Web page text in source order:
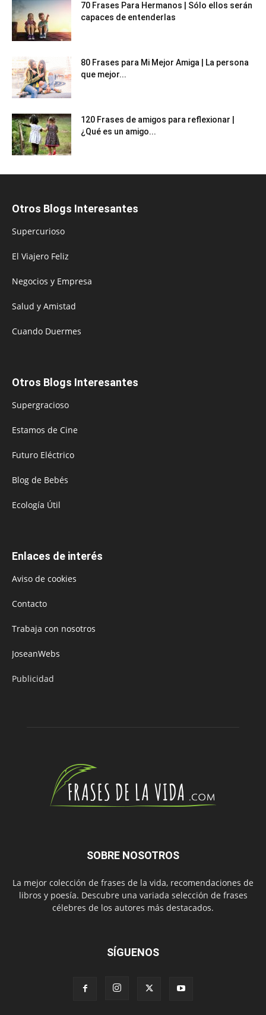
70 Frases Para Hermanos | Sólo ellos serán
capaces de entenderlas
80 Frases para Mi Mejor Amiga | La persona
que mejor...
120 Frases de amigos para reflexionar |
¿Qué es un amigo...
Otros Blogs Interesantes
Supercurioso
El Viajero Feliz
Negocios y Empresa
Salud y Amistad
Cuando Duermes
Otros Blogs Interesantes
Supergracioso
Estamos de Cine
Futuro Eléctrico
Blog de Bebés
Ecología Útil
Enlaces de interés
Aviso de cookies
Contacto
Trabaja con nosotros
JoseanWebs
Publicidad
SOBRE NOSOTROS
La mejor colección de frases de la vida, recomendaciones de
libros y poesía. Descubre una variada selección de frases
célebres de los autores más destacados.
SÍGUENOS